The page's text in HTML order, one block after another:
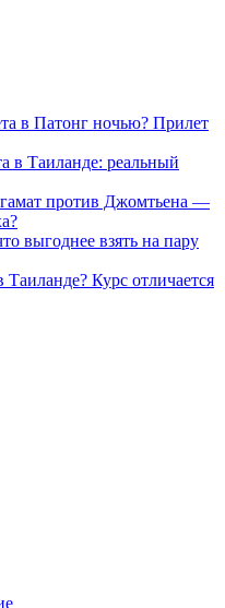
в Патонг ночью? Прилет
в Таиланде: реальный
против Джомтьена —
выгоднее взять на пару
Курс отличается